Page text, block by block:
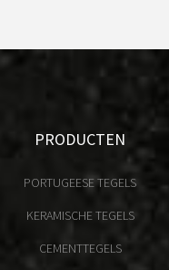
PRODUCTEN
PORTUGEESE TEGELS
KERAMISCHE TEGELS
CEMENTTEGELS